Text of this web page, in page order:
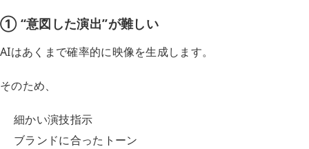
① “意図した演出”が難しい
AIはあくまで確率的に映像を生成します。
そのため、
細かい演技指示
ブランドに合ったトーン